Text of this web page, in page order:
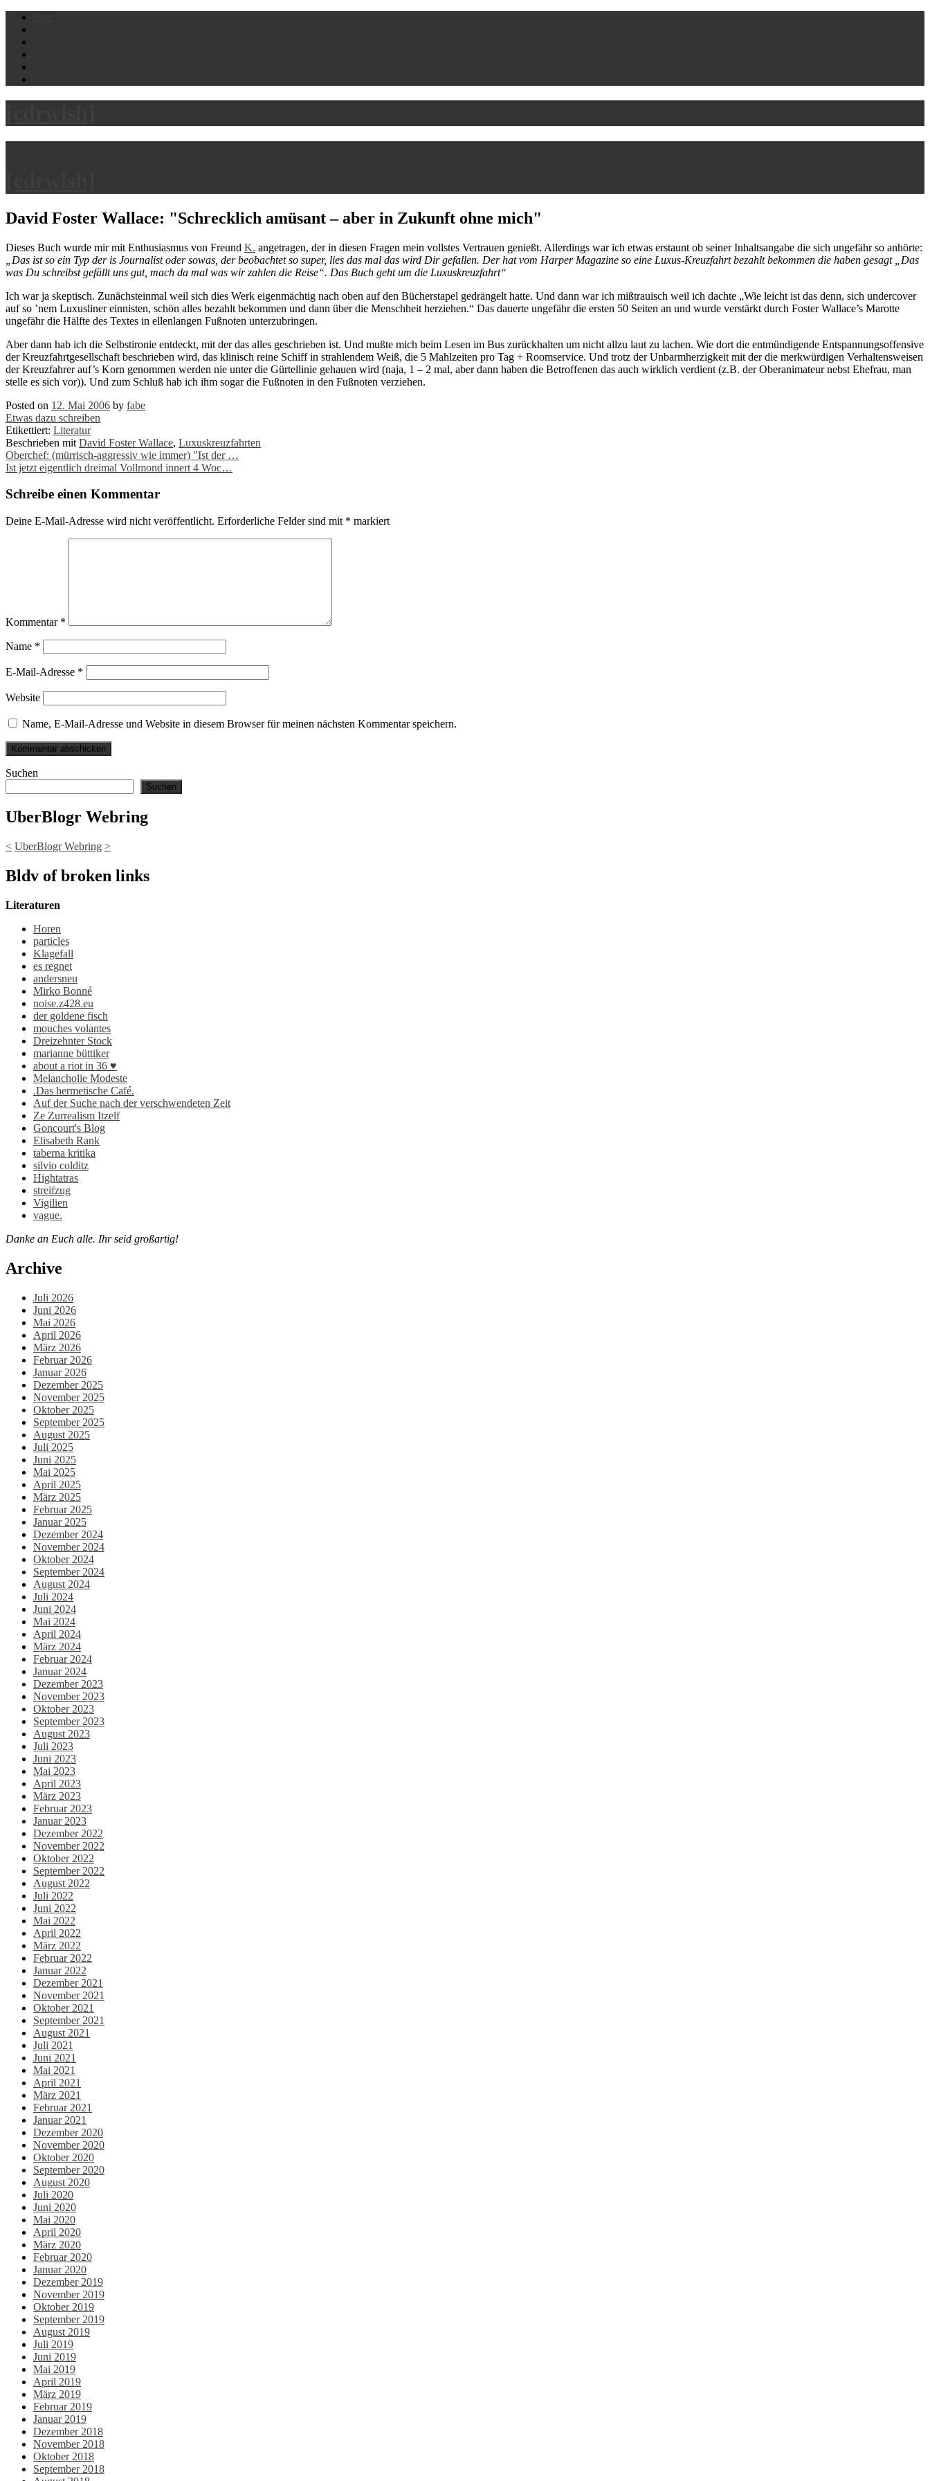
Skip
content
David Foster Wallace: "Schrecklich amüsant – aber in Zukunft ohne mich"
Dieses Buch wurde mir mit Enthusiasmus von Freund K. angetragen, der in diesen Fragen mein vollstes Vertrauen genießt. Allerdings war ich etwas erstaunt ob seiner Inhaltsangabe die sich ungefähr so anhörte:
„Das ist so ein Typ der is Journalist oder sowas, der beobachtet so super, lies das mal das wird Dir gefallen. Der hat vom Harper Magazine so eine Luxus-Kreuzfahrt bezahlt bekommen die haben gesagt „Das
was Du schreibst gefällt uns gut, mach da mal was wir zahlen die Reise“. Das Buch geht um die Luxuskreuzfahrt“
Ich war ja skeptisch. Zunächsteinmal weil sich dies Werk eigenmächtig nach oben auf den Bücherstapel gedrängelt hatte. Und dann war ich mißtrauisch weil ich dachte „Wie leicht ist das denn, sich undercover
auf so ’nem Luxusliner einnisten, schön alles bezahlt bekommen und dann über die Menschheit herziehen.“ Das dauerte ungefähr die ersten 50 Seiten an und wurde verstärkt durch Foster Wallace’s Marotte
ungefähr die Hälfte des Textes in ellenlangen Fußnoten unterzubringen.
Aber dann hab ich die Selbstironie entdeckt, mit der das alles geschrieben ist. Und mußte mich beim Lesen im Bus zurückhalten um nicht allzu laut zu lachen. Wie dort die entmündigende Entspannungsoffensive
der Kreuzfahrtgesellschaft beschrieben wird, das klinisch reine Schiff in strahlendem Weiß, die 5 Mahlzeiten pro Tag + Roomservice. Und trotz der Unbarmherzigkeit mit der die merkwürdigen Verhaltensweisen
der Kreuzfahrer auf’s Korn genommen werden nie unter die Gürtellinie gehauen wird (naja, 1 – 2 mal, aber dann haben die Betroffenen das auch wirklich verdient (z.B. der Oberanimateur nebst Ehefrau, man
stelle es sich vor)). Und zum Schluß hab ich ihm sogar die Fußnoten in den Fußnoten verziehen.
Posted on 12. Mai 2006 by fabe
Etwas dazu schreiben
Etikettiert: Literatur
Beschrieben mit David Foster Wallace, Luxuskreuzfahrten
Post
navigation
Oberchef: (mürrisch-aggressiv wie immer) "Ist der …
Ist jetzt eigentlich dreimal Vollmond innert 4 Woc…
Schreibe einen Kommentar
Deine E-Mail-Adresse wird nicht veröffentlicht. Erforderliche Felder sind mit * markiert
Kommentar *
Name *
E-Mail-Adresse *
Website
Name, E-Mail-Adresse und Website in diesem Browser für meinen nächsten Kommentar speichern.
Suchen
Suchen
UberBlogr Webring
< UberBlogr Webring >
Bldv of broken links
Literaturen
Horen
particles
Klagefall
es regnet
andersneu
Mirko Bonné
noise.z428.eu
der goldene fisch
mouches volantes
Dreizehnter Stock
marianne büttiker
about a riot in 36 ♥
Melancholie Modeste
.Das hermetische Café.
Auf der Suche nach der verschwendeten Zeit
Ze Zurrealism Itzelf
Goncourt's Blog
Elisabeth Rank
taberna kritika
silvio colditz
Hightatras
streifzug
Vigilien
vague.
Danke an Euch alle. Ihr seid großartig!
Archive
Juli 2026
Juni 2026
Mai 2026
April 2026
März 2026
Februar 2026
Januar 2026
Dezember 2025
November 2025
Oktober 2025
September 2025
August 2025
Juli 2025
Juni 2025
Mai 2025
April 2025
März 2025
Februar 2025
Januar 2025
Dezember 2024
November 2024
Oktober 2024
September 2024
August 2024
Juli 2024
Juni 2024
Mai 2024
April 2024
März 2024
Februar 2024
Januar 2024
Dezember 2023
November 2023
Oktober 2023
September 2023
August 2023
Juli 2023
Juni 2023
Mai 2023
April 2023
März 2023
Februar 2023
Januar 2023
Dezember 2022
November 2022
Oktober 2022
September 2022
August 2022
Juli 2022
Juni 2022
Mai 2022
April 2022
März 2022
Februar 2022
Januar 2022
Dezember 2021
November 2021
Oktober 2021
September 2021
August 2021
Juli 2021
Juni 2021
Mai 2021
April 2021
März 2021
Februar 2021
Januar 2021
Dezember 2020
November 2020
Oktober 2020
September 2020
August 2020
Juli 2020
Juni 2020
Mai 2020
April 2020
März 2020
Februar 2020
Januar 2020
Dezember 2019
November 2019
Oktober 2019
September 2019
August 2019
Juli 2019
Juni 2019
Mai 2019
April 2019
März 2019
Februar 2019
Januar 2019
Dezember 2018
November 2018
Oktober 2018
September 2018